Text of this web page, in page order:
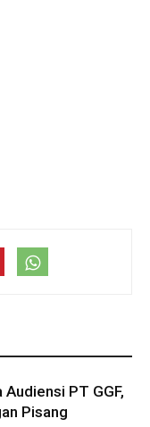
PT GGF,
Pisang